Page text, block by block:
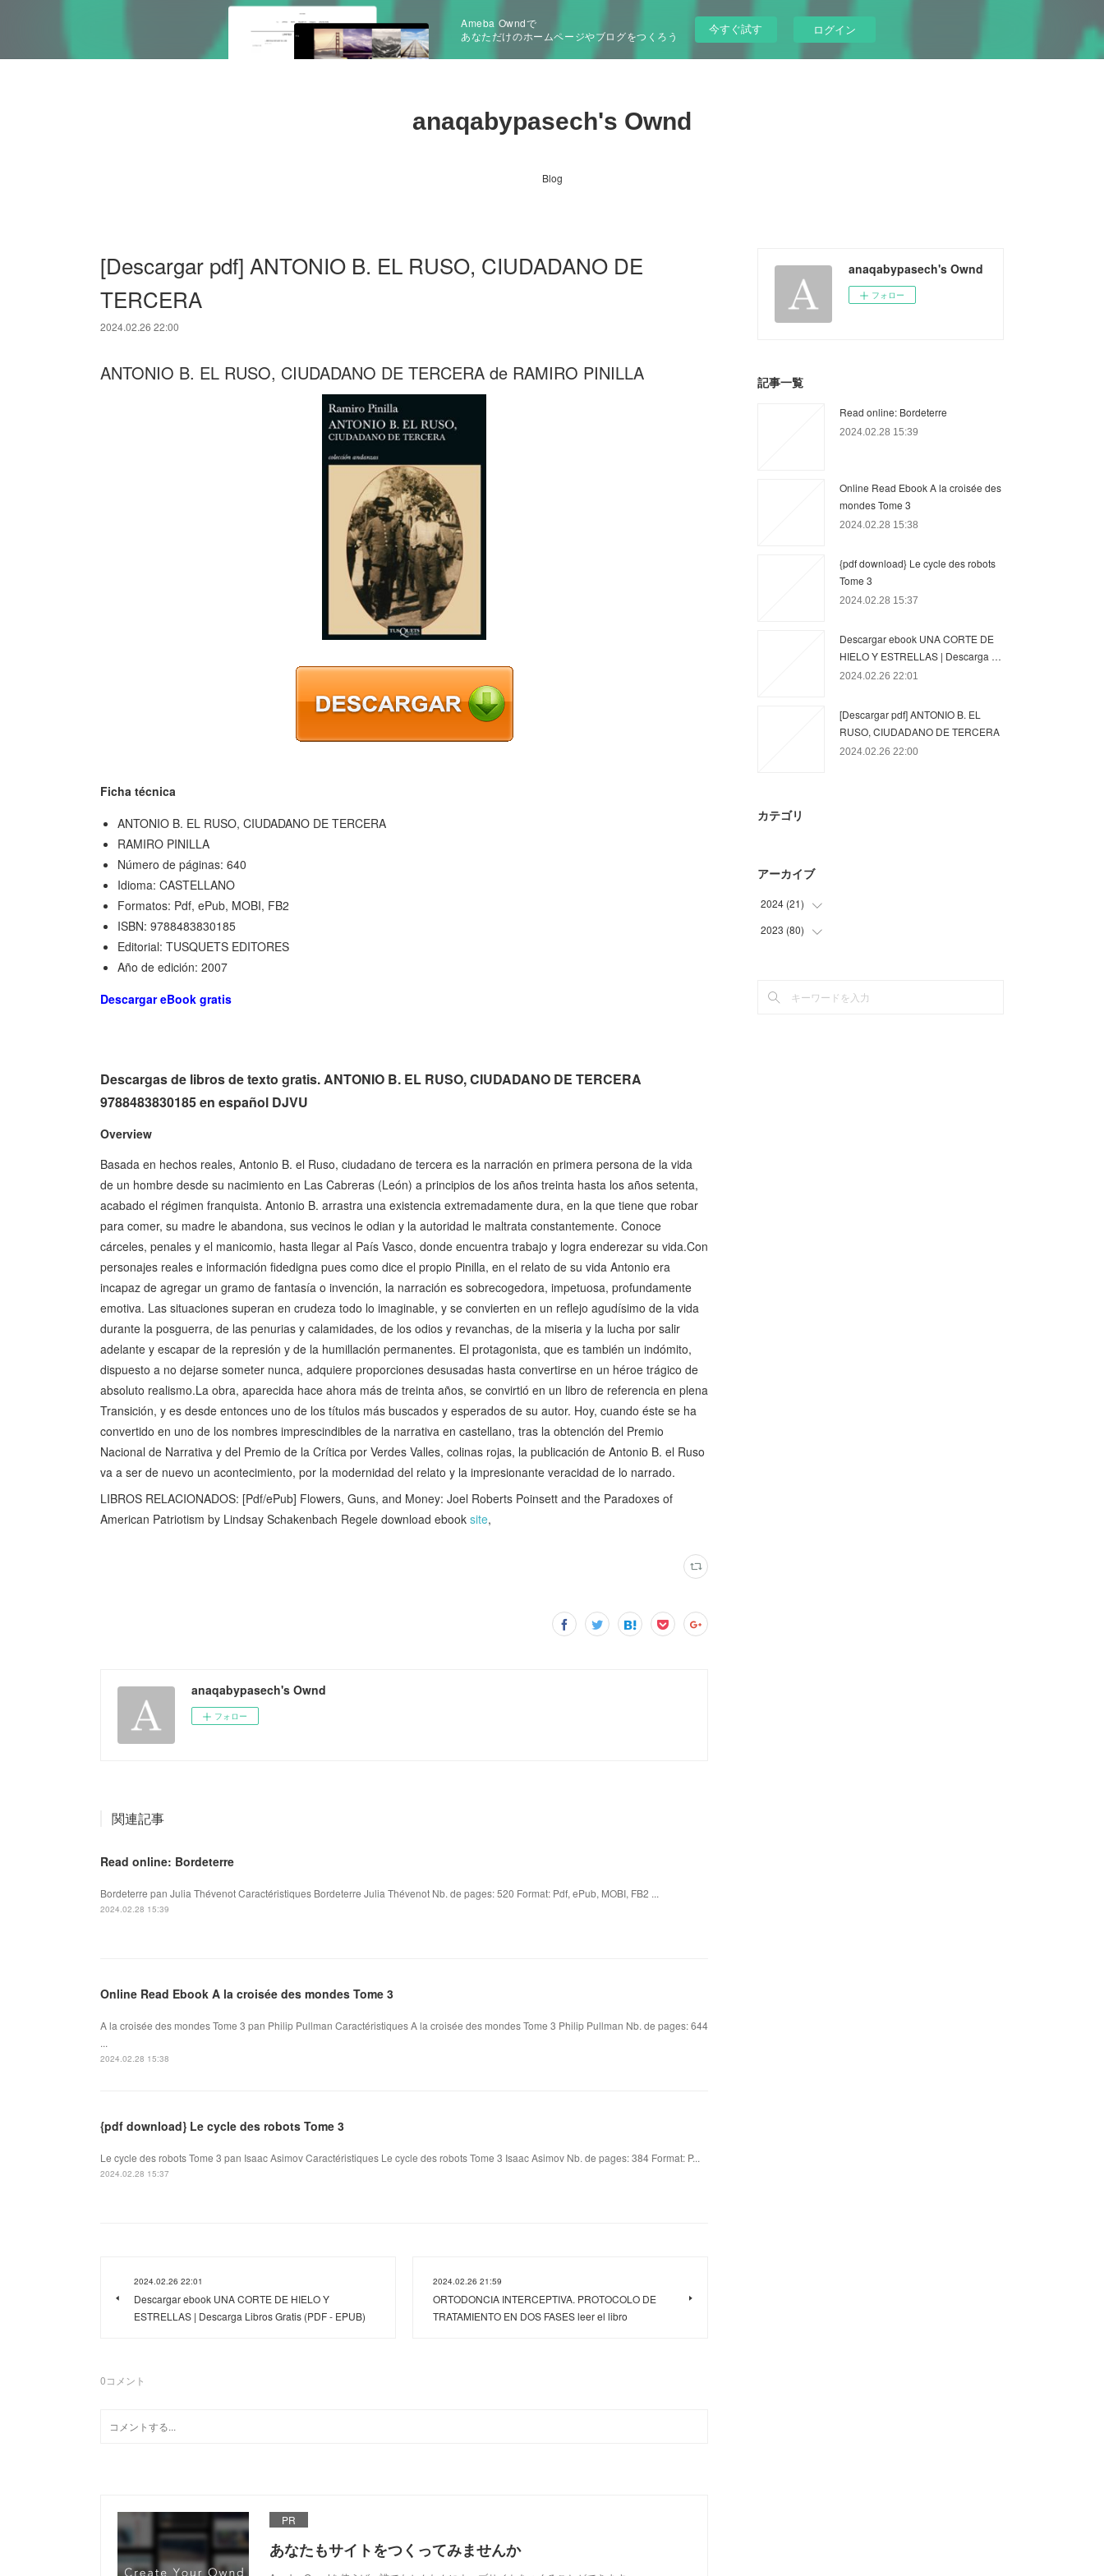
Ameba Owndで
あなただけのホームページやブログをつくろう
今すぐ試す ログイン
anaqabypasech's Ownd
Blog
[Descargar pdf] ANTONIO B. EL RUSO, CIUDADANO DE
TERCERA
2024.02.26 22:00
ANTONIO B. EL RUSO, CIUDADANO DE TERCERA de RAMIRO PINILLA
Ficha técnica
ANTONIO B. EL RUSO, CIUDADANO DE TERCERA
RAMIRO PINILLA
Número de páginas: 640
Idioma: CASTELLANO
Formatos: Pdf, ePub, MOBI, FB2
ISBN: 9788483830185
Editorial: TUSQUETS EDITORES
Año de edición: 2007
Descargar eBook gratis
Descargas de libros de texto gratis. ANTONIO B. EL RUSO, CIUDADANO DE TERCERA
9788483830185 en español DJVU
Overview
Basada en hechos reales, Antonio B. el Ruso, ciudadano de tercera es la narración en primera persona de la vida
de un hombre desde su nacimiento en Las Cabreras (León) a principios de los años treinta hasta los años setenta,
acabado el régimen franquista. Antonio B. arrastra una existencia extremadamente dura, en la que tiene que robar
para comer, su madre le abandona, sus vecinos le odian y la autoridad le maltrata constantemente. Conoce
cárceles, penales y el manicomio, hasta llegar al País Vasco, donde encuentra trabajo y logra enderezar su vida.Con
personajes reales e información fidedigna pues como dice el propio Pinilla, en el relato de su vida Antonio era
incapaz de agregar un gramo de fantasía o invención, la narración es sobrecogedora, impetuosa, profundamente
emotiva. Las situaciones superan en crudeza todo lo imaginable, y se convierten en un reflejo agudísimo de la vida
durante la posguerra, de las penurias y calamidades, de los odios y revanchas, de la miseria y la lucha por salir
adelante y escapar de la represión y de la humillación permanentes. El protagonista, que es también un indómito,
dispuesto a no dejarse someter nunca, adquiere proporciones desusadas hasta convertirse en un héroe trágico de
absoluto realismo.La obra, aparecida hace ahora más de treinta años, se convirtió en un libro de referencia en plena
Transición, y es desde entonces uno de los títulos más buscados y esperados de su autor. Hoy, cuando éste se ha
convertido en uno de los nombres imprescindibles de la narrativa en castellano, tras la obtención del Premio
Nacional de Narrativa y del Premio de la Crítica por Verdes Valles, colinas rojas, la publicación de Antonio B. el Ruso
va a ser de nuevo un acontecimiento, por la modernidad del relato y la impresionante veracidad de lo narrado.
LIBROS RELACIONADOS: [Pdf/ePub] Flowers, Guns, and Money: Joel Roberts Poinsett and the Paradoxes of
American Patriotism by Lindsay Schakenbach Regele download ebook site,
anaqabypasech's Ownd
フォロー
関連記事
Read online: Bordeterre
Bordeterre pan Julia Thévenot Caractéristiques Bordeterre Julia Thévenot Nb. de pages: 520 Format: Pdf, ePub, MOBI, FB2 ...
2024.02.28 15:39
Online Read Ebook A la croisée des mondes Tome 3
A la croisée des mondes Tome 3 pan Philip Pullman Caractéristiques A la croisée des mondes Tome 3 Philip Pullman Nb. de pages: 644
...
2024.02.28 15:38
{pdf download} Le cycle des robots Tome 3
Le cycle des robots Tome 3 pan Isaac Asimov Caractéristiques Le cycle des robots Tome 3 Isaac Asimov Nb. de pages: 384 Format: P...
2024.02.28 15:37
2024.02.26 22:01
Descargar ebook UNA CORTE DE HIELO Y
ESTRELLAS | Descarga Libros Gratis (PDF - EPUB)
2024.02.26 21:59
ORTODONCIA INTERCEPTIVA. PROTOCOLO DE
TRATAMIENTO EN DOS FASES leer el libro
0コメント
PR
あなたもサイトをつくってみませんか
anaqabypasech's Ownd
フォロー
記事一覧
Read online: Bordeterre
2024.02.28 15:39
Online Read Ebook A la croisée des
mondes Tome 3
2024.02.28 15:38
{pdf download} Le cycle des robots
Tome 3
2024.02.28 15:37
Descargar ebook UNA CORTE DE
HIELO Y ESTRELLAS | Descarga …
2024.02.26 22:01
[Descargar pdf] ANTONIO B. EL
RUSO, CIUDADANO DE TERCERA
2024.02.26 22:00
カテゴリ
アーカイブ
2024 (21)
(6
2023 (80)
(